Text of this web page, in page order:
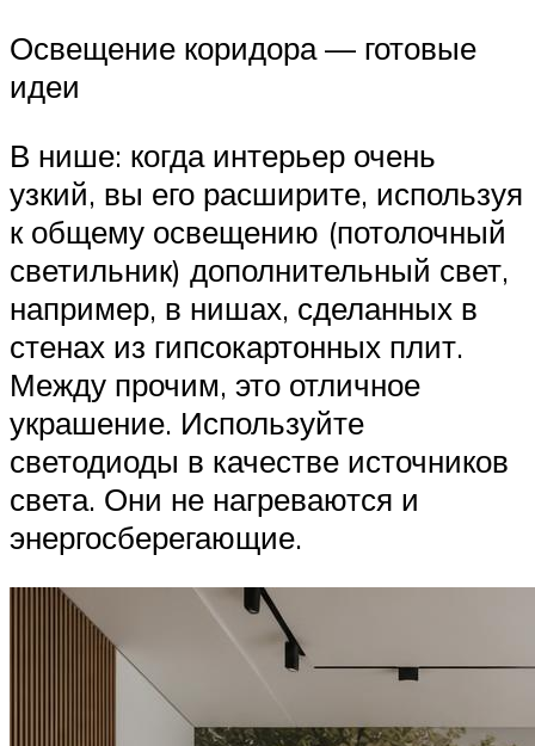
Освещение коридора — готовые
идеи
В нише: когда интерьер очень
узкий, вы его расширите, используя
к общему освещению (потолочный
светильник) дополнительный свет,
например, в нишах, сделанных в
стенах из гипсокартонных плит.
Между прочим, это отличное
украшение. Используйте
светодиоды в качестве источников
света. Они не нагреваются и
энергосберегающие.